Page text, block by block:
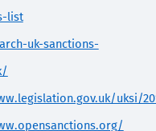
list
uk-sanctions-
uksi/